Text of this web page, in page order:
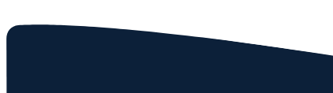
Kostenloses Angebot